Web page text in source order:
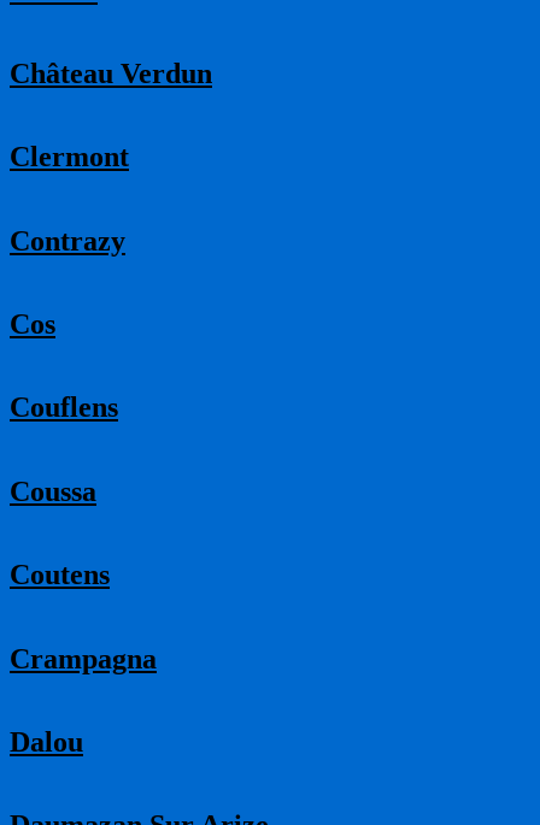
Château Verdun
Clermont
Contrazy
Cos
Couflens
Coussa
Coutens
Crampagna
Dalou